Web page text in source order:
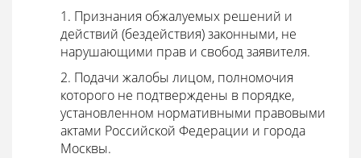
1. Признания обжалуемых решений и
действий (бездействия) законными, не
нарушающими прав и свобод заявителя.
2. Подачи жалобы лицом, полномочия
которого не подтверждены в порядке,
установленном нормативными правовыми
актами Российской Федерации и города
Москвы.